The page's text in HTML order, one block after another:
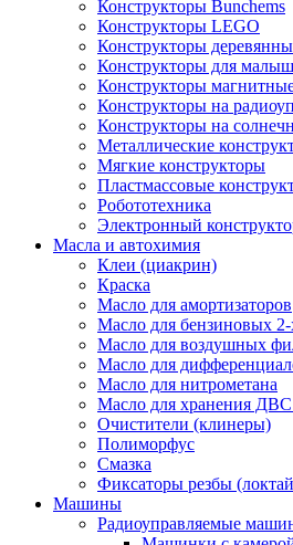
Конструкторы Bunchems
Конструкторы LEGO
Конструкторы
Конструкторы для
Конструкторы
Конструкторы на
Конструкторы на
Металлические
Мягкие конструкторы
Пластмассовые
Робототехника
Электронный
Масла и автохимия
Клеи (циакрин)
Краска
Масло для амортизаторов
Масло для бензиновых 2-
Масло для воздушных
Масло для
Масло для нитрометана
Масло для хранения
Очистители (клинеры)
Полиморфус
Смазка
Фиксаторы резбы
Машины
Радиоуправляемые